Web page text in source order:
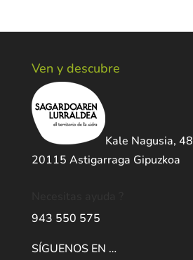
Ven y descubre
Kale Nagusia, 48
20115 Astigarraga Gipuzkoa
943 550 575
SÍGUENOS EN …